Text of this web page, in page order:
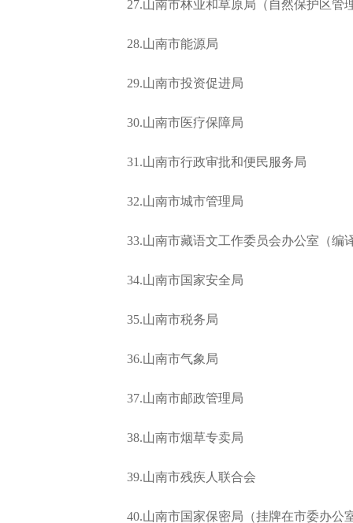
27.山南市林业和草原局（自然保护区管
28.山南市能源局
29.山南市投资促进局
30.山南市医疗保障局
31.山南市行政审批和便民服务局
32.山南市城市管理局
33.山南市藏语文工作委员会办公室（编
34.山南市国家安全局
35.山南市税务局
36.山南市气象局
37.山南市邮政管理局
38.山南市烟草专卖局
39.山南市残疾人联合会
40.山南市国家保密局（挂牌在市委办公室